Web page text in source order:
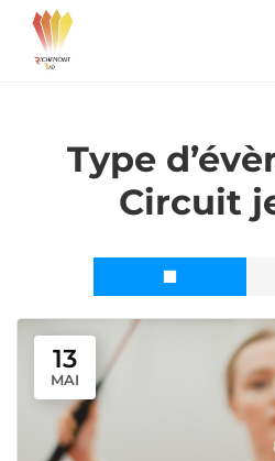
Type
Circuit
13
MAI